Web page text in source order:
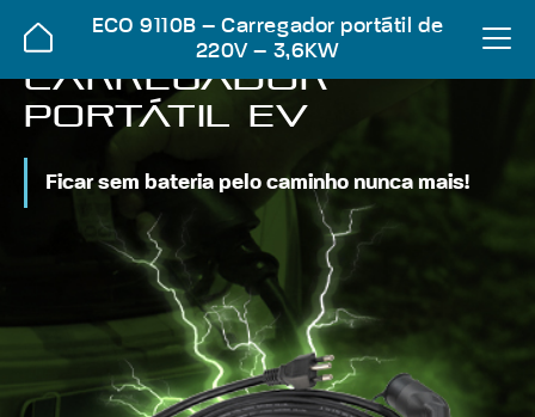
ECO 9110B – Carregador portátil de
220V – 3,6KW
Carregador
portátil EV
Ficar sem bateria pelo caminho nunca mais!